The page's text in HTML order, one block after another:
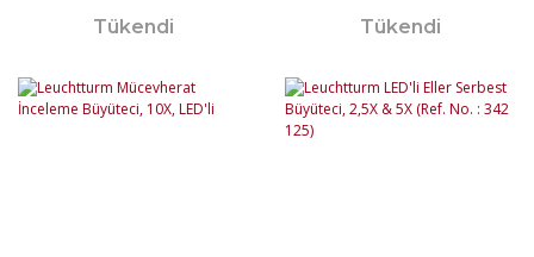
Tükendi Tükendi